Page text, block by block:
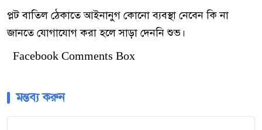
প্লট বাতিল ঠেকাতে আইনানুগ কোনো ব্যবস্থা নেবেন কি না
জানতে যোগাযোগ করা হলে সাড়া দেননি শুভ।
Facebook Comments Box
মন্তব্য করুন